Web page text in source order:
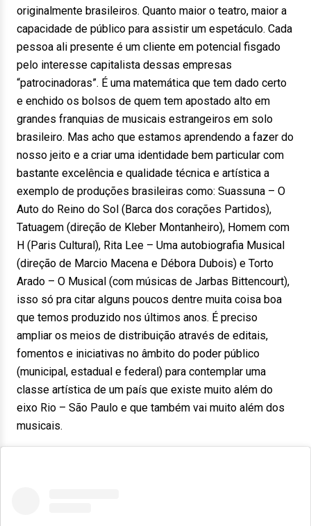
originalmente brasileiros. Quanto maior o teatro, maior a
capacidade de público para assistir um espetáculo. Cada
pessoa ali presente é um cliente em potencial fisgado
pelo interesse capitalista dessas empresas
“patrocinadoras”. É uma matemática que tem dado certo
e enchido os bolsos de quem tem apostado alto em
grandes franquias de musicais estrangeiros em solo
brasileiro. Mas acho que estamos aprendendo a fazer do
nosso jeito e a criar uma identidade bem particular com
bastante excelência e qualidade técnica e artística a
exemplo de produções brasileiras como: Suassuna – O
Auto do Reino do Sol (Barca dos corações Partidos),
Tatuagem (direção de Kleber Montanheiro), Homem com
H (Paris Cultural), Rita Lee – Uma autobiografia Musical
(direção de Marcio Macena e Débora Dubois) e Torto
Arado – O Musical (com músicas de Jarbas Bittencourt),
isso só pra citar alguns poucos dentre muita coisa boa
que temos produzido nos últimos anos. É preciso
ampliar os meios de distribuição através de editais,
fomentos e iniciativas no âmbito do poder público
(municipal, estadual e federal) para contemplar uma
classe artística de um país que existe muito além do
eixo Rio – São Paulo e que também vai muito além dos
musicais.